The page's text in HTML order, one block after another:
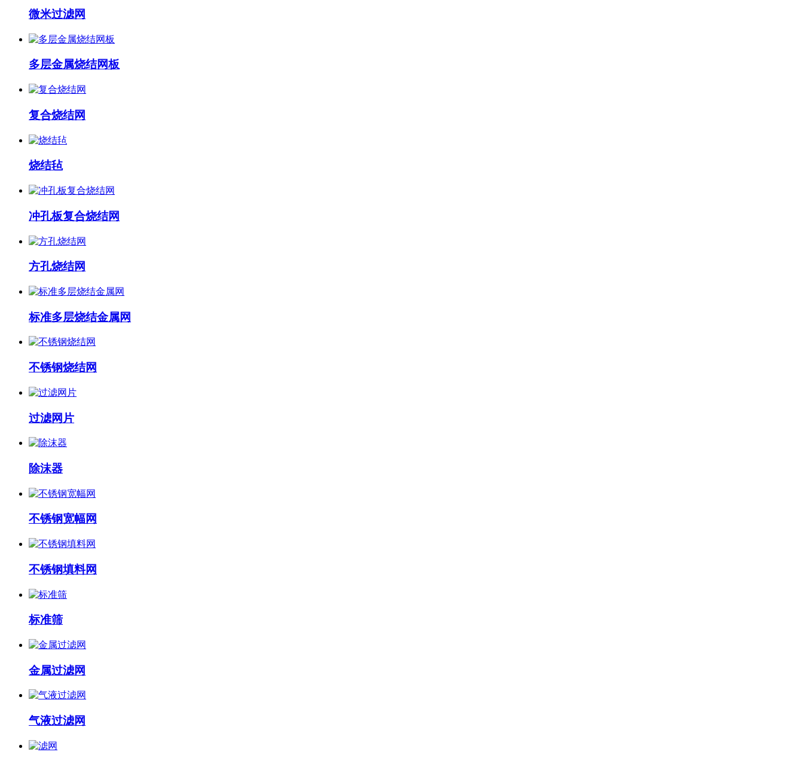
微米过滤网
多层金属烧结网板
复合烧结网
烧结毡
冲孔板复合烧结网
方孔烧结网
标准多层烧结金属网
不锈钢烧结网
过滤网片
除沫器
不锈钢宽幅网
不锈钢填料网
标准筛
金属过滤网
气液过滤网